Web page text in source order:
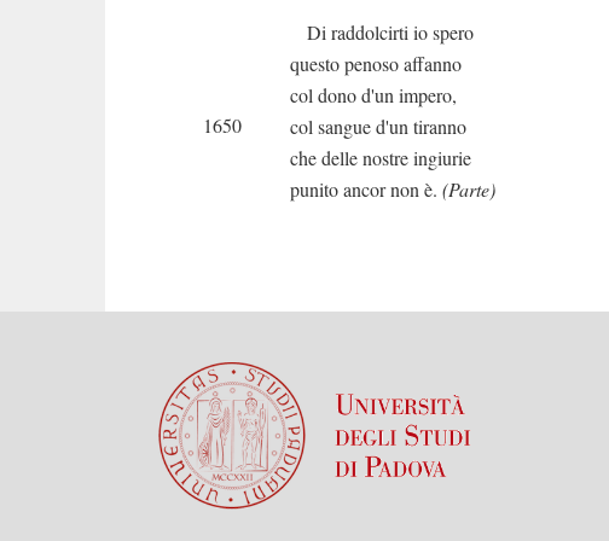
Di raddolcirti io spero
questo penoso affanno
col dono d'un impero,
1650
col sangue d'un tiranno
che delle nostre ingiurie
punito ancor non è. (Parte)